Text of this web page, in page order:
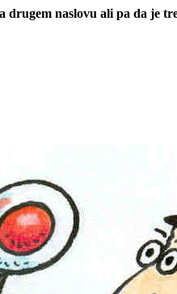
naslovu ali pa da je